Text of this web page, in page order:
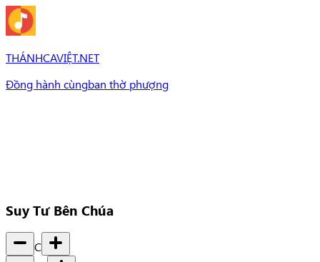
THÁNHCAVIỆT.NET
Đồng hành cùngban thờ phượng
Suy Tư Bên Chúa
C